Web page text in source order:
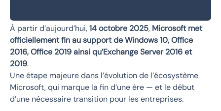
À partir d’aujourd’hui,14 octobre 2025, Microsoft met
officiellement fin au support de Windows 10, Office
2016, Office 2019 ainsi qu’Exchange Server 2016 et
2019.
Une étape majeure dans l’évolution de l’écosystème
Microsoft, qui marque la fin d’une ère — et le début
d’une nécessaire transition pour les entreprises.